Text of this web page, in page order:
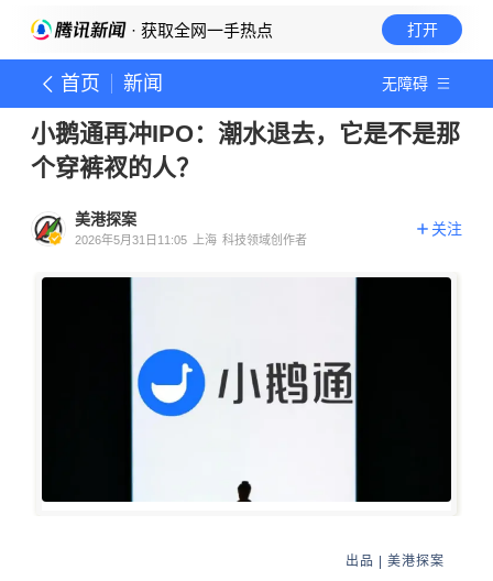
· 获取全网一手热点 打开
首页 新闻 无障碍
小鹅通再冲IPO：潮水退去，它是不是那
个穿裤衩的人？
美港探案
2026年5月31日11:05 上海 科技领域创作者
关注
出 品 | 美港探案